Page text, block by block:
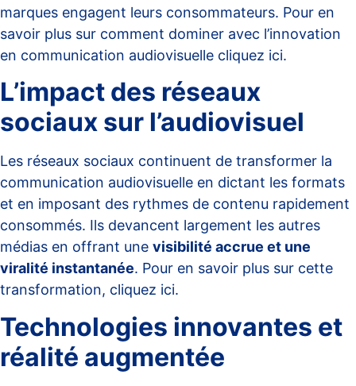
marques engagent leurs consommateurs. Pour en
savoir plus sur comment dominer avec l’innovation
en communication audiovisuelle cliquez ici.
L’impact des réseaux
sociaux sur l’audiovisuel
Les réseaux sociaux continuent de transformer la
communication audiovisuelle en dictant les formats
et en imposant des rythmes de contenu rapidement
consommés. Ils devancent largement les autres
médias en offrant une visibilité accrue et une
viralité instantanée. Pour en savoir plus sur cette
transformation, cliquez ici.
Technologies innovantes et
réalité augmentée